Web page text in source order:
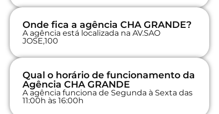
Onde fica a agência CHA GRANDE?
A agência está localizada na AV.SAO
JOSE,100
Qual o horário de funcionamento da
Agência CHA GRANDE
A agência funciona de Segunda à Sexta das
11:00h às 16:00h